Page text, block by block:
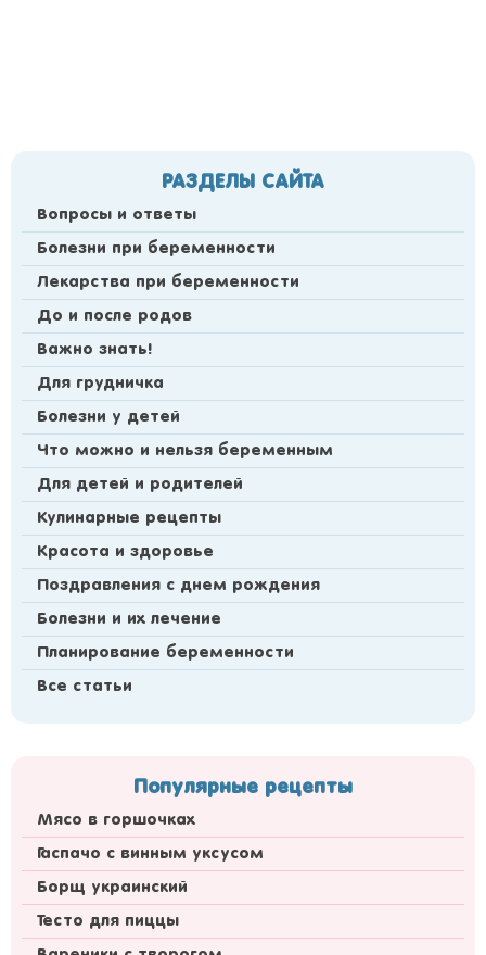
РАЗДЕЛЫ САЙТА
Вопросы и ответы
Болезни при беременности
Лекарства при беременности
До и после родов
Важно знать!
Для грудничка
Болезни у детей
Что можно и нельзя беременным
Для детей и родителей
Кулинарные рецепты
Красота и здоровье
Поздравления с днем рождения
Болезни и их лечение
Планирование беременности
Все статьи
Популярные рецепты
Мясо в горшочках
Гаспачо с винным уксусом
Борщ украинский
Тесто для пиццы